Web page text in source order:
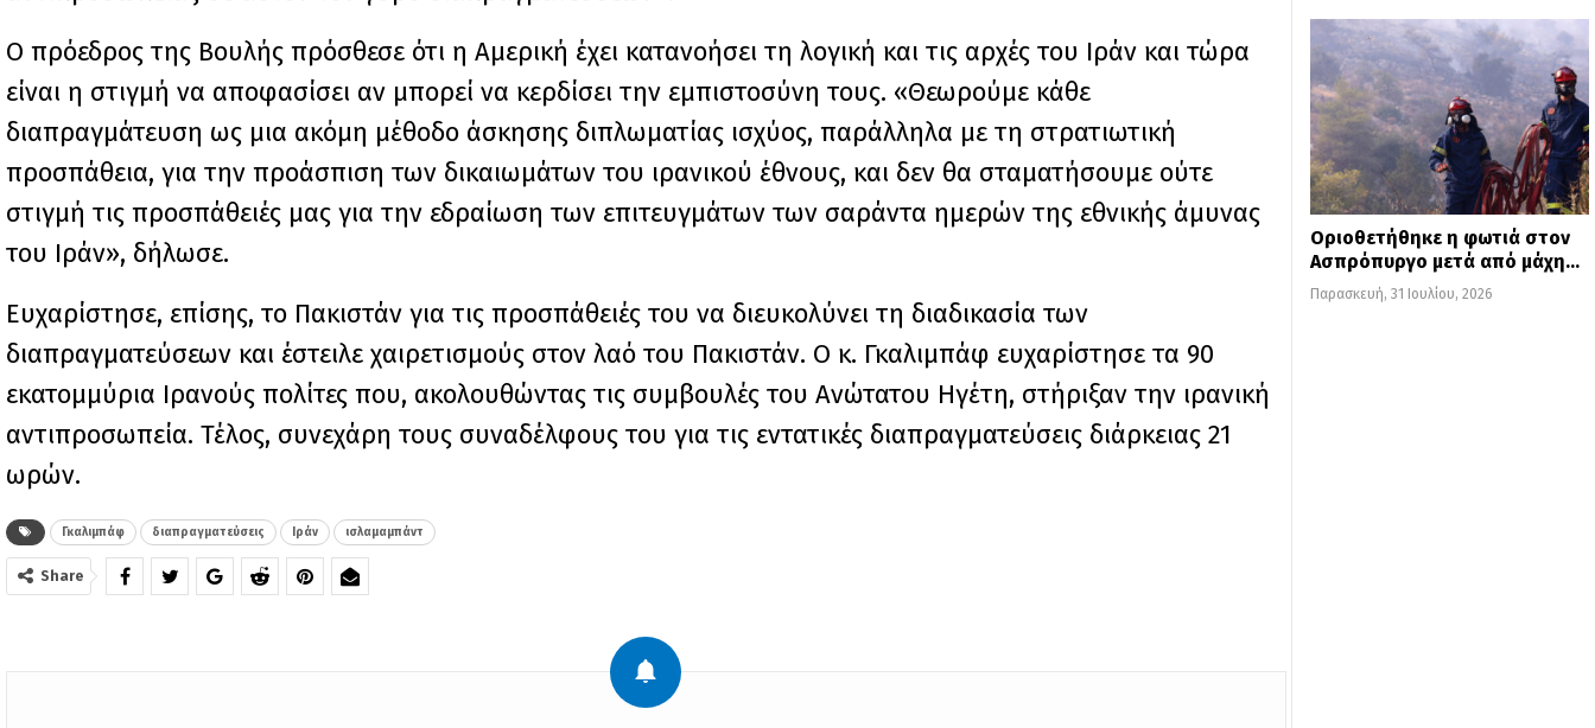
Ο πρόεδρος της Βουλής πρόσθεσε ότι η Αμερική έχει κατανοήσει τη λογική και τις αρχές του Ιράν και τώρα
είναι η στιγμή να αποφασίσει αν μπορεί να κερδίσει την εμπιστοσύνη τους. «Θεωρούμε κάθε
διαπραγμάτευση ως μια ακόμη μέθοδο άσκησης διπλωματίας ισχύος, παράλληλα με τη στρατιωτική
προσπάθεια, για την προάσπιση των δικαιωμάτων του ιρανικού έθνους, και δεν θα σταματήσουμε ούτε
στιγμή τις προσπάθειές μας για την εδραίωση των επιτευγμάτων των σαράντα ημερών της εθνικής άμυνας
του Ιράν», δήλωσε.
Ευχαρίστησε, επίσης, το Πακιστάν για τις προσπάθειές του να διευκολύνει τη διαδικασία των
διαπραγματεύσεων και έστειλε χαιρετισμούς στον λαό του Πακιστάν. Ο κ. Γκαλιμπάφ ευχαρίστησε τα 90
εκατομμύρια Ιρανούς πολίτες που, ακολουθώντας τις συμβουλές του Ανώτατου Ηγέτη, στήριξαν την ιρανική
αντιπροσωπεία. Τέλος, συνεχάρη τους συναδέλφους του για τις εντατικές διαπραγματεύσεις διάρκειας 21
ωρών.
Γκαλιμπάφ διαπραγματεύσεις Ιράν ισλαμαμπάντ
Share
Οριοθετήθηκε η φωτιά στον
Ασπρόπυργο μετά από μάχη…
Παρασκευή, 31 Ιουλίου, 2026